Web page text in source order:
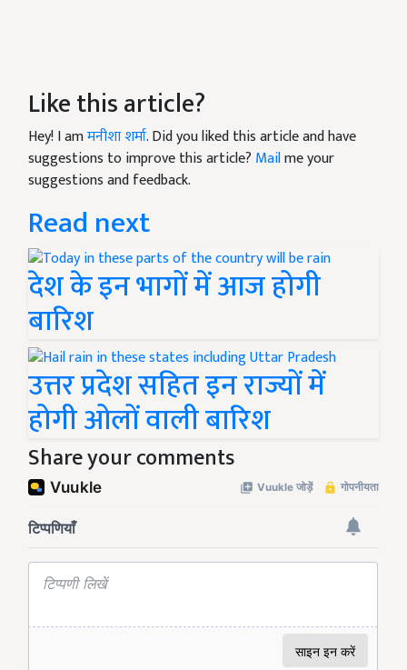
Like this article?
Hey! I amमनीशा शर्मा. Did you liked this article and have
suggestions to improve this article? Mailme your
suggestions and feedback.
Read next
देश के इन भागों में आज होगी
बारिश
उत्तर प्रदेश सहित इन राज्यों में
होगी ओलों वाली बारिश
Share your comments